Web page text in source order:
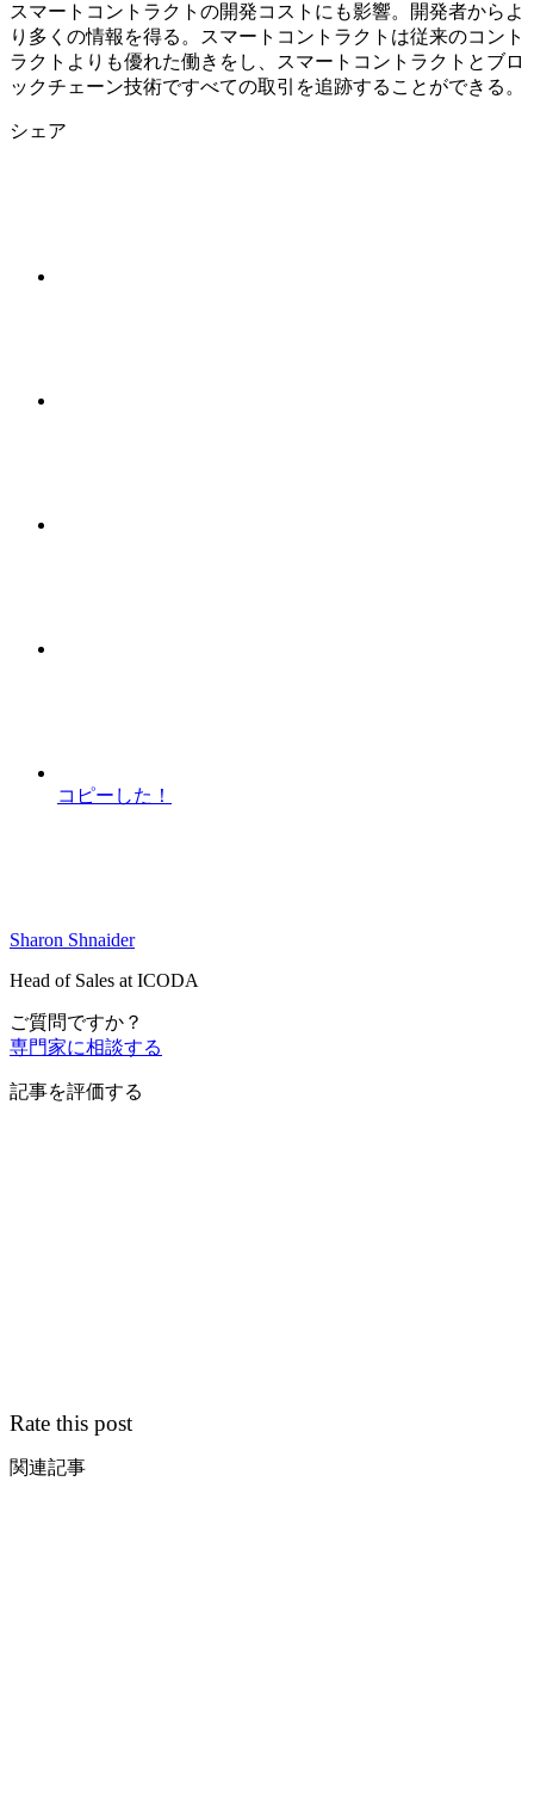
スマートコントラクトの開発コストにも影響。開発者からよ
り多くの情報を得る。スマートコントラクトは従来のコント
ラクトよりも優れた働きをし、スマートコントラクトとブロ
ックチェーン技術ですべての取引を追跡することができる。
シェア
コピーした！
Sharon Shnaider
Head of Sales at ICODA
ご質問ですか？
専門家に相談する
記事を評価する
Rate this post
関連記事